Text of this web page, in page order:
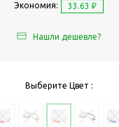
Экономия: 33.63 ₽
Нашли дешевле?
Выберите Цвет :